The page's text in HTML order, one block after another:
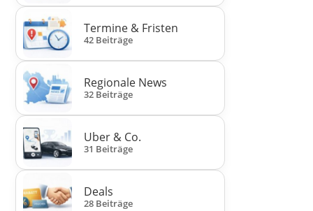
Termine & Fristen
42 Beiträge
Regionale News
32 Beiträge
Uber & Co.
31 Beiträge
Deals
28 Beiträge